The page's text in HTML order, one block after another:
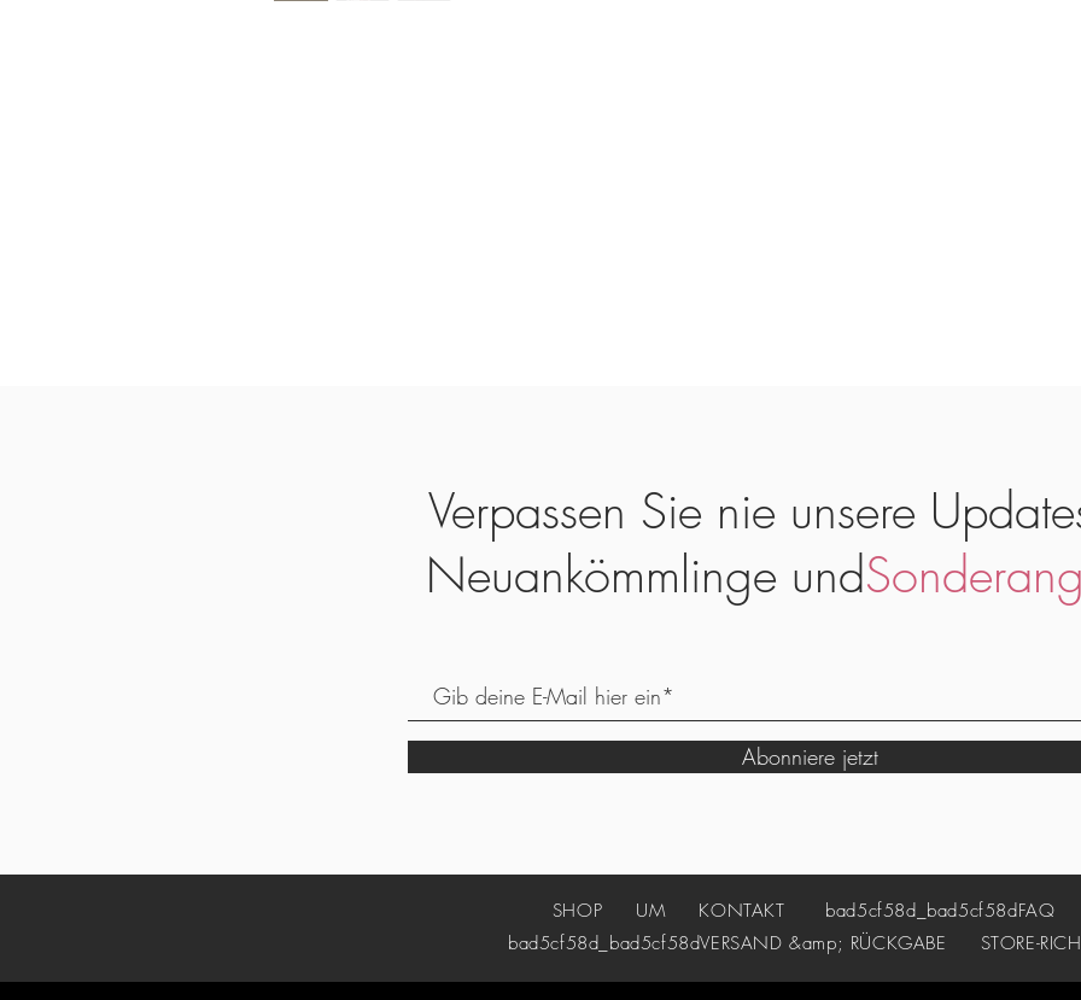
Verpassen Sie nie unsere
Neuankömmlinge und
Abonniere jetzt
SHOP UM KONTAKT bad5cf58d_bad5cf58dFAQ
bad5cf58d_bad5cf58dVERSAND &amp; RÜCKGABE STORE-